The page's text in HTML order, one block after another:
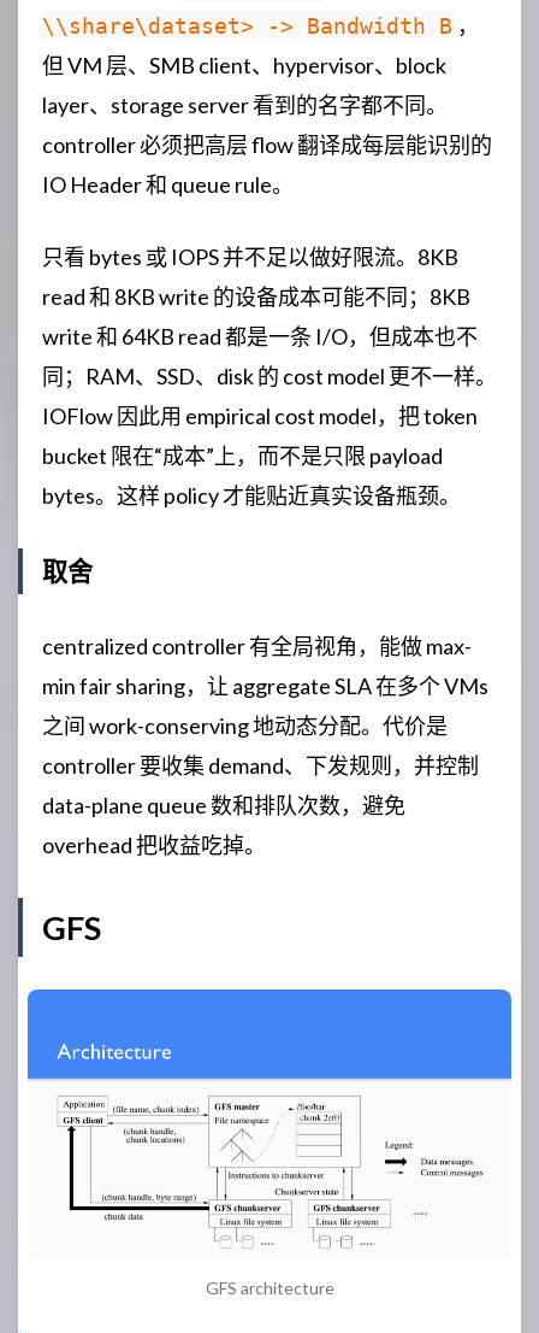
\\share\dataset> -> Bandwidth B ，
但 VM 层、SMB client、hypervisor、block
layer、storage server 看到的名字都不同。
controller 必须把高层 flow 翻译成每层能识别的
IO Header 和 queue rule。
只看 bytes 或 IOPS 并不足以做好限流。8KB
read 和 8KB write 的设备成本可能不同；8KB
write 和 64KB read 都是一条 I/O，但成本也不
同；RAM、SSD、disk 的 cost model 更不一样。
IOFlow 因此用 empirical cost model，把 token
bucket 限在“成本”上，而不是只限 payload
bytes。这样 policy 才能贴近真实设备瓶颈。
取舍
centralized controller 有全局视角，能做 max-
min fair sharing，让 aggregate SLA 在多个 VMs
之间 work-conserving 地动态分配。代价是
controller 要收集 demand、下发规则，并控制
data-plane queue 数和排队次数，避免
overhead 把收益吃掉。
GFS
GFS architecture